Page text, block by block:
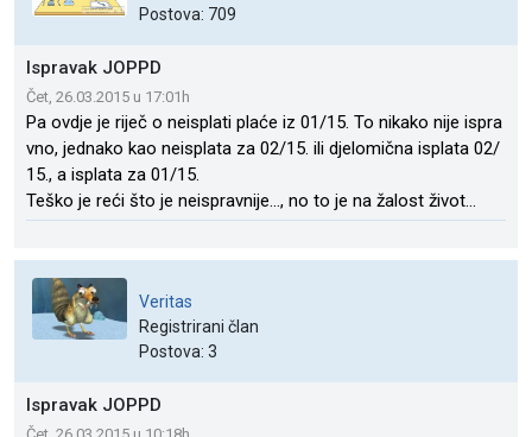
Postova: 709
Ispravak JOPPD
Čet, 26.03.2015 u 17:01h
Pa ovdje je riječ o neisplati plaće iz 01/15. To nikako nije ispra
vno, jednako kao neisplata za 02/15. ili djelomična isplata 02/
15., a isplata za 01/15.
Teško je reći što je neispravnije..., no to je na žalost život...
Veritas
Registrirani član
Postova: 3
Ispravak JOPPD